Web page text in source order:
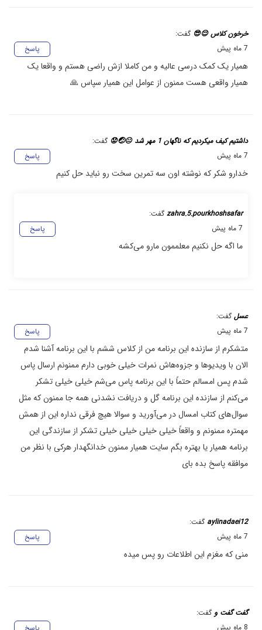
خرخون کلاس 😌😎 گفت:
پاسخ
7 ماه پیش
همیار یک کمک درسی عالیه و من کاملا ازش راضی هستم و واقعا یک
همیار واقعی هست ممنون از عوامل این همیار سپاس 🙏
داشتیم کیف میکردیم که ناگهان 1 مهر شد 😐🤕😟
گفت:
پاسخ
7 ماه پیش
خدارو شکر که نوشته اون سه تمرین سخت رو نباید حل کنیم
zahra.5.pourkhoshsafar گفت:
پاسخ
7 ماه پیش
ما اگه حل نکنیم معلممون مارو می‌کشه
عسل گفت:
پاسخ
7 ماه پیش
متشکرم از سازنده این برنامه من از کلاس ششم با این برنامه آشنا شدم
الان با ویدیوها و جزوه‌هاش نمرات خیلی خوبی دارم ممنونم ارسال پاس
شدم پس امسالم حتماً با این برنامه پاس می‌شم خیلی خیلی تشکر
می‌کنم از سازنده این برنامه گل و دریافت نشدنی همه جا ممنون که مثل
سوال‌های کتاب امسال در می‌آورید و سوالا هیچ فرقی نداره این از همش
مهمتره ممنونم و واقعاً خیلی خیلی خیلی خیلی تشکر از سازندگی این
برنامه همیار یا بهتره بگم سایت همیار ممنون خدانگهدار هرکی با نظر من
موافقه پاسخ بده بای
aylinadaei12 گفت:
پاسخ
7 ماه پیش
منی که مغزم این اطلاعات رو پس میده
گفت گفت و گفت:
8 ماه پیش